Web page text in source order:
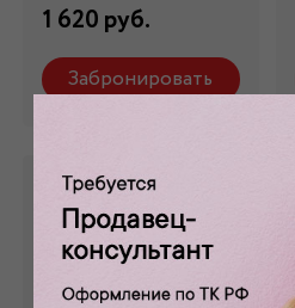
1 620 руб.
Забронировать